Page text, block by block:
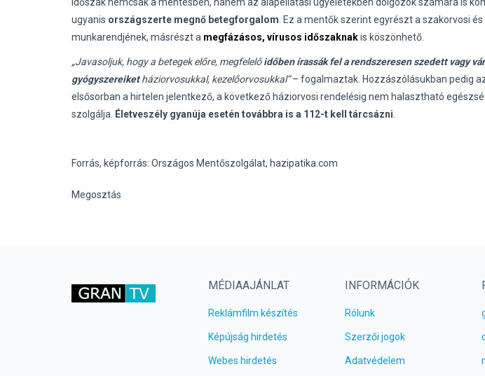
ugyanis országszerte megnő betegforgalom . Ez a mentők szerint egyrészt a szakorvosi
munkarendjének, másrészt a megfázásos, vírusos időszaknakis köszönhető.
„Javasoljuk, hogy a betegek előre, megfelelőidőben írassák fel a rendszeresen szedett vagy
gyógyszereiketháziorvosukkal, kezelőorvosukkal”– fogalmaztak. Hozzászólásukban pedig
elsősorban a hirtelen jelentkező, a következő háziorvosi rendelésig nem halasztható
szolgálja.
Életveszély gyanúja esetén továbbra is a 112-t kell tárcsázni
Forrás, képforrás: Országos Mentőszolgálat, hazipatika.com
Megosztás
MÉDIAAJÁNLAT
Reklámfilm készítés
Képújság hirdetés
Webes hirdetés
INFORMÁCIÓK
Rólunk
Szerzői jogok
Adatvédelem